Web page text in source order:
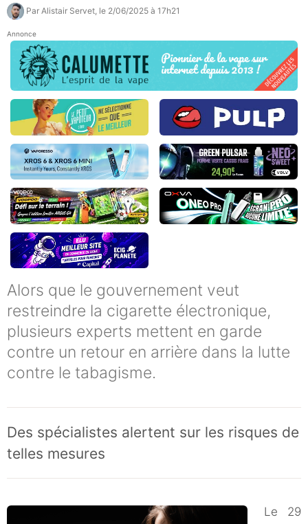
Par Alistair Servet , le 2/06/2025 à 17h21
Annonce
Alors que le gouvernement veut
restreindre la cigarette électronique,
plusieurs experts mettent en garde
contre un retour en arrière dans la lutte
contre le tabagisme.
Des spécialistes alertent sur les risques de
telles mesures
Le 29